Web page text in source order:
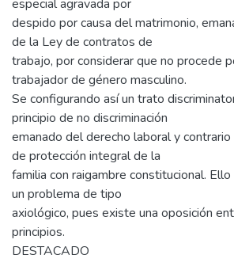
especial agravada por
despido por causa del matrimonio,
de la Ley de contratos de
trabajo, por considerar que no procede
trabajador de género masculino.
Se configurando así un trato
principio de no discriminación
emanado del derecho laboral y
de protección integral de la
familia con raigambre constitucional.
un problema de tipo
axiológico, pues existe una oposición
principios.
DESTACADO